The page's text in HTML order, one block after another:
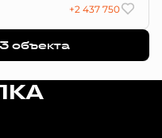
+2 437 750
объектa